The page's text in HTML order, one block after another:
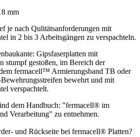
mm
je nach Qulitätsanforderungen mit
in 2 bis 3 Arbeitsgängen zu verspachteln.
Gipsfaserplatten mit
stumpf gestoßen, im Bereich der
fermacell™ Armierungsband TB oder
bewehrt und mit
verspachtelt.
dem Handbuch: "fermacell® im
Verarbeitung" zu entnehmen.
und Rückseite bei fermacell® Platten?